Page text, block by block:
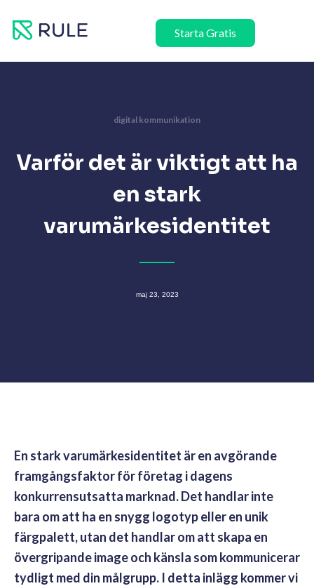
Starta Gratis
digital kommunikation
Varför det är viktigt att ha
en stark
varumärkesidentitet
maj 23, 2023
En stark varumärkesidentitet är en avgörande
framgångsfaktor för företag i dagens
konkurrensutsatta marknad. Det handlar inte
bara om att ha en snygg logotyp eller en unik
färgpalett, utan det handlar om att skapa en
övergripande image och känsla som kommunicerar
tydligt med din målgrupp. I detta inlägg kommer vi